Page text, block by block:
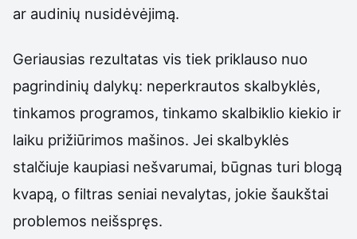
ar audinių nusidėvėjimą.
Geriausias rezultatas vis tiek priklauso nuo
pagrindinių dalykų: neperkrautos skalbyklės,
tinkamos programos, tinkamo skalbiklio kiekio ir
laiku prižiūrimos mašinos. Jei skalbyklės
stalčiuje kaupiasi nešvarumai, būgnas turi blogą
kvapą, o filtras seniai nevalytas, jokie šaukštai
problemos neišspręs.